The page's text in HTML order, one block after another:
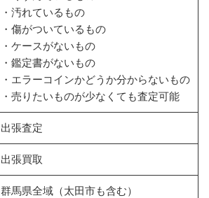
・汚れているもの
・傷がついているもの
・ケースがないもの
・鑑定書がないもの
・エラーコインかどうか分からないもの
・売りたいものが少なくても査定可能
出張査定
出張買取
群馬県全域（太田市も含む）